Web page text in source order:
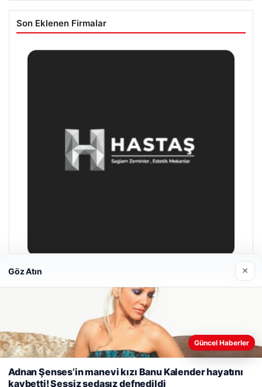
Son Eklenen Firmalar
Web sitemizi nasıl kullandığınızı daha iyi anlayabilmek,
deneyiminizi kişiselleştirmek ve geliştirmek amacıyla çerezler
kullanıyoruz.
Çerez Politikamız
Reddet Kabul Et
Göz Atın ×
Güncel Haberler
Adnan Şenses’in manevi kızı Banu Kalender hayatını
kaybetti! Sessiz sedasız defnedildi